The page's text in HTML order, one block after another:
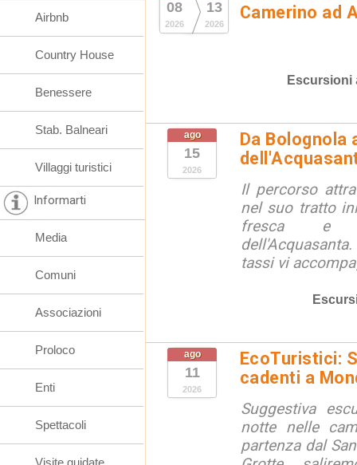
08
2026
13
2026
Camerino ad
Escursioni
ago
15
2026
Da Bolognola
Il percorso
nel suo tratto
fresca e
tassi vi
ago
11
2026
EcoTuristici:
cadenti a
Suggestiva
notte nelle
partenza dal
Airbnb
Country House
Benessere
Stab. Balneari
Villaggi turistici
Informarti
Media
Comuni
Associazioni
Proloco
Enti
Spettacoli
Visite guidate